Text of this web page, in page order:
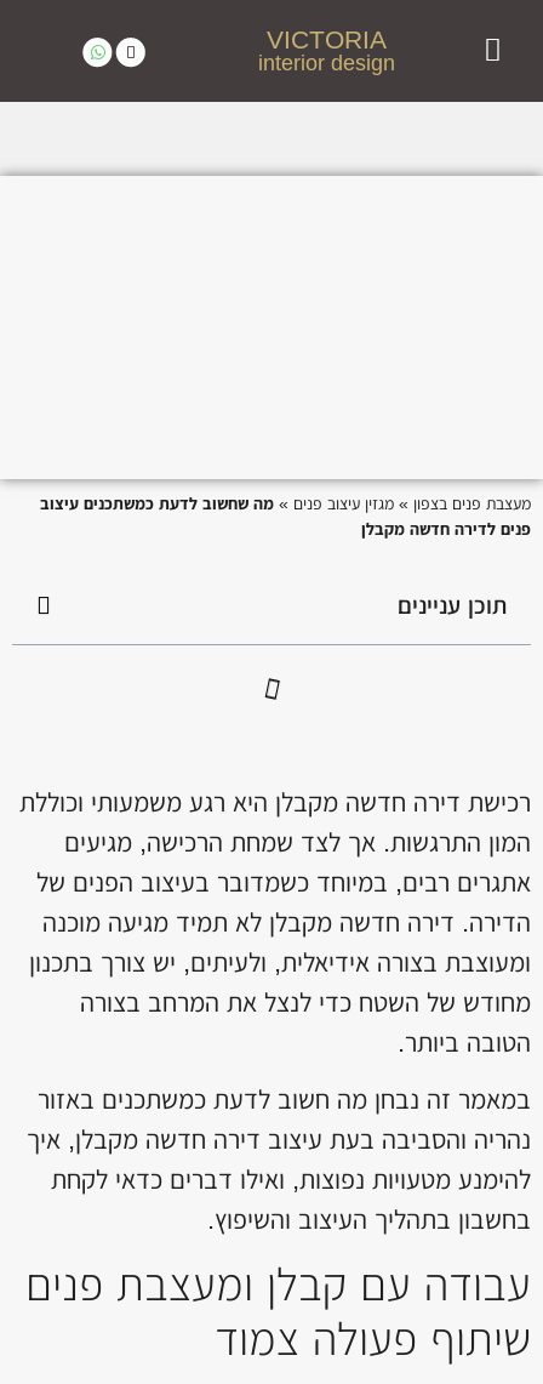
VICTORIA
interior design
מעצבת פנים בצפון » מגזין עיצוב פנים » מה שחשוב לדעת כמשתכנים עיצוב
פנים לדירה חדשה מקבלן
תוכן עניינים
רכישת דירה חדשה מקבלן היא רגע משמעותי וכוללת
המון התרגשות. אך לצד שמחת הרכישה, מגיעים
אתגרים רבים, במיוחד כשמדובר בעיצוב הפנים של
הדירה. דירה חדשה מקבלן לא תמיד מגיעה מוכנה
ומעוצבת בצורה אידיאלית, ולעיתים, יש צורך בתכנון
מחודש של השטח כדי לנצל את המרחב בצורה
הטובה ביותר.
במאמר זה נבחן מה חשוב לדעת כמשתכנים באזור
נהריה והסביבה בעת עיצוב דירה חדשה מקבלן, איך
להימנע מטעויות נפוצות, ואילו דברים כדאי לקחת
בחשבון בתהליך העיצוב והשיפוץ.
עבודה עם קבלן ומעצבת פנים
שיתוף פעולה צמוד